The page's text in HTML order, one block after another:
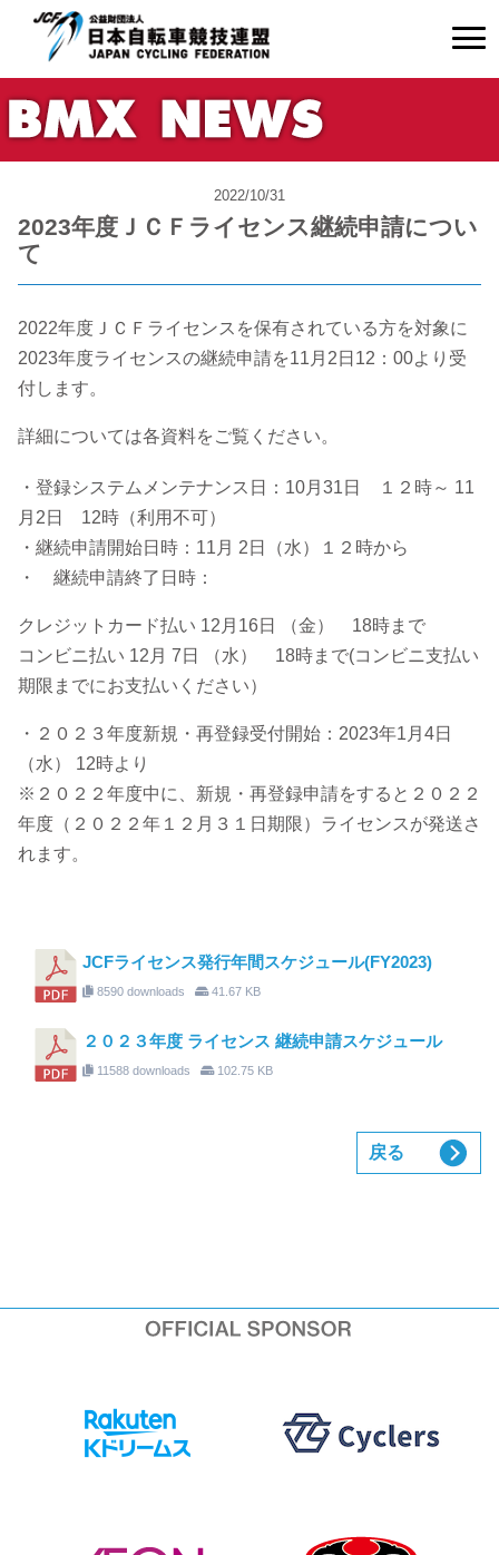
2022/10/31
2023年度ＪＣＦライセンス継続申請につい
て
2022年度ＪＣＦライセンスを保有されている方を対象に
2023年度ライセンスの継続申請を11月2日12：00より受
付します。
詳細については各資料をご覧ください。
・登録システムメンテナンス日：10月31日 １２時～ 11
月2日 12時（利用不可）
・継続申請開始日時：11月 2日（水）１２時から
・ 継続申請終了日時：
クレジットカード払い 12月16日 （金） 18時まで
コンビニ払い 12月 7日 （水） 18時まで(コンビニ支払い
期限までにお支払いください）
・２０２３年度新規・再登録受付開始：2023年1月4日
（水） 12時より
※２０２２年度中に、新規・再登録申請をすると２０２２
年度（２０２２年１２月３１日期限）ライセンスが発送さ
れます。
JCFライセンス発行年間スケジュール(FY2023)
8590 downloads 41.67 KB
２０２３年度 ライセンス 継続申請スケジュール
11588 downloads 102.75 KB
戻る